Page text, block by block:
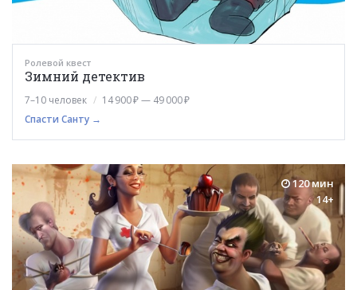
Ролевой квест
Зимний детектив
7–10 человек
14 900 ₽ — 49 000 ₽
Спасти Санту →
120 мин
14+